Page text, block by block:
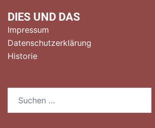
DIES UND DAS
Impressum
Datenschutzerklärung
Historie